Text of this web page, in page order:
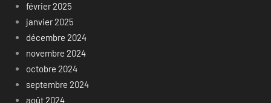
février 2025
janvier 2025
décembre 2024
novembre 2024
octobre 2024
septembre 2024
août 2024